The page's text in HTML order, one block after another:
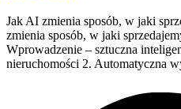
Jak AI zmienia sposób, w jaki
zmienia sposób, w jaki
Wprowadzenie – sztuczna
nieruchomości 2. Automatyczna